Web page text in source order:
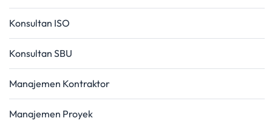
Konsultan ISO
Konsultan SBU
Manajemen Kontraktor
Manajemen Proyek